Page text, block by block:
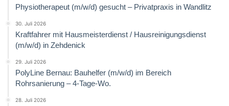
Physiotherapeut (m/w/d) gesucht – Privatpraxis in Wandlitz
30. Juli 2026
Kraftfahrer mit Hausmeisterdienst / Hausreinigungsdienst
(m/w/d) in Zehdenick
29. Juli 2026
PolyLine Bernau: Bauhelfer (m/w/d) im Bereich
Rohrsanierung – 4-Tage-Wo.
28. Juli 2026